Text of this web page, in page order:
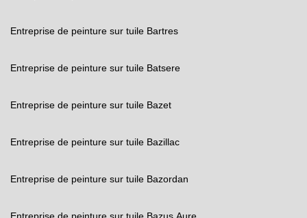
Entreprise de peinture sur tuile Bartres
Entreprise de peinture sur tuile Batsere
Entreprise de peinture sur tuile Bazet
Entreprise de peinture sur tuile Bazillac
Entreprise de peinture sur tuile Bazordan